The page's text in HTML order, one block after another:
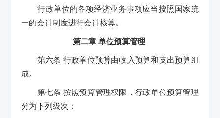
行政单位的各项经济业务事项应当按照国家统
一的会计制度进行会计核算。
第二章 单位预算管理
第六条 行政单位预算由收入预算和支出预算组
成。
第七条 按照预算管理权限，行政单位预算管理
分为下列级次：